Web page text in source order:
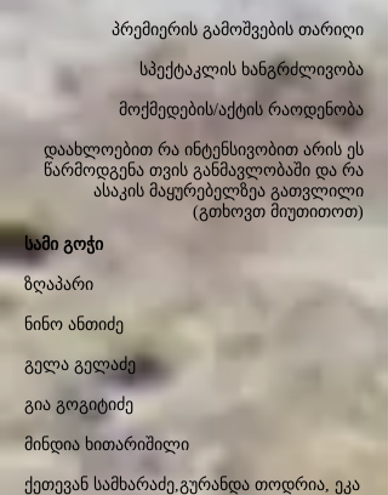
პრემიერის გამოშვების თარიღი
სპექტაკლის ხანგრძლივობა
მოქმედების/აქტის რაოდენობა
დაახლოებით რა ინტენსივობით არის ეს
წარმოდგენა თვის განმავლობაში და რა
ასაკის მაყურებელზეა გათვლილი
(გთხოვთ მიუთითოთ)
სამი გოჭი
ზღაპარი
ნინო ანთიძე
გელა გელაძე
გია გოგიტიძე
მინდია ხითარიშილი
ქეთევან სამხარაძე,გურანდა თოდრია, ეკა